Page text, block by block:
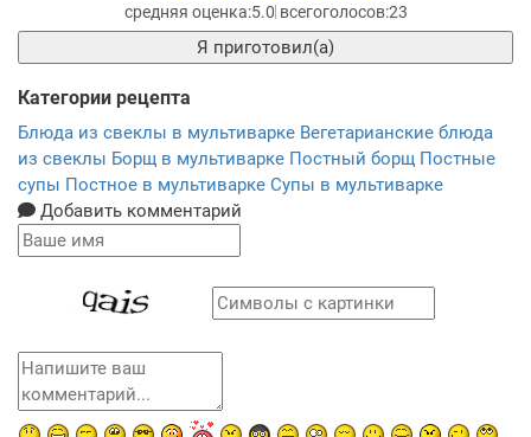
5.0 23
Я приготовил(а)
Категории рецепта
Блюда из свеклы в мультиварке Вегетарианские блюда
из свеклы Борщ в мультиварке Постный борщ Постные
супы Постное в мультиварке Супы в мультиварке
Добавить комментарий